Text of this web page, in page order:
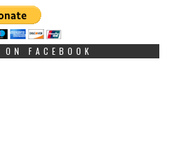
FACEBOOK